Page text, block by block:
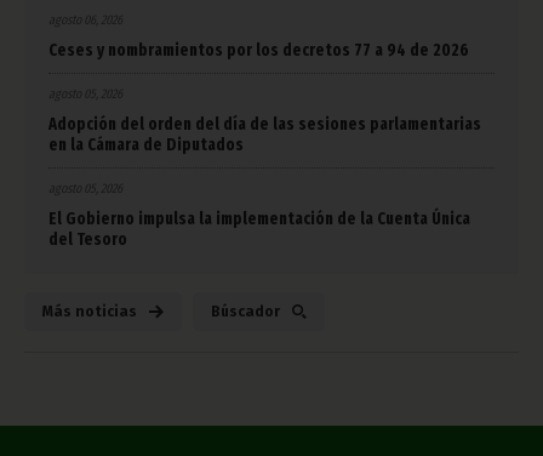
agosto 06, 2026
Ceses y nombramientos por los decretos 77 a 94 de 2026
Adopción del orden del día de las sesiones parlamentarias
en la Cámara de Diputados
El Gobierno impulsa la implementación de la Cuenta Única
del Tesoro
Más noticias Búscador